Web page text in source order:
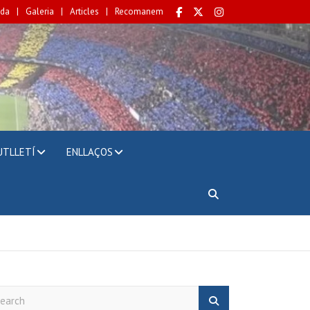
Galeria Articles Recomanem
ENLLAÇOS